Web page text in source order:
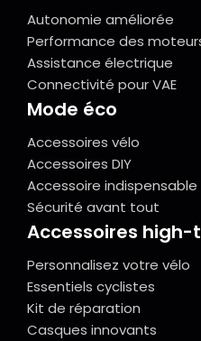
Autonomie améliorée
Performance des
Assistance électrique
Connectivité pour VAE
Mode éco
Accessoires vélo
Accessoires DIY
Accessoire indispensable
Sécurité avant tout
Accessoires high-
Personnalisez votre vélo
Essentiels cyclistes
Kit de réparation
Casques innovants